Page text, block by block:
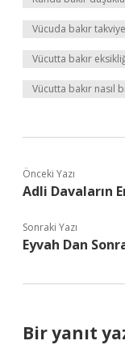
Vücuda bakır
Vücutta bakır
Vücutta bakır nasıl
Önceki Yazı
Adli Davaların
Sonraki Yazı
Eyvah Dan
Bir yanıt